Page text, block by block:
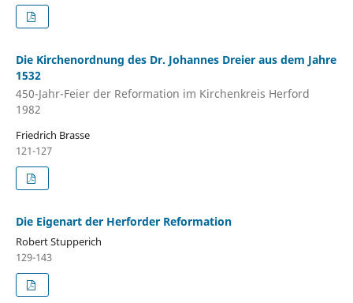
Die Kirchenordnung des Dr. Johannes Dreier aus dem Jahre
1532
450-Jahr-Feier der Reformation im Kirchenkreis Herford
1982
Friedrich Brasse
121-127
Die Eigenart der Herforder Reformation
Robert Stupperich
129-143